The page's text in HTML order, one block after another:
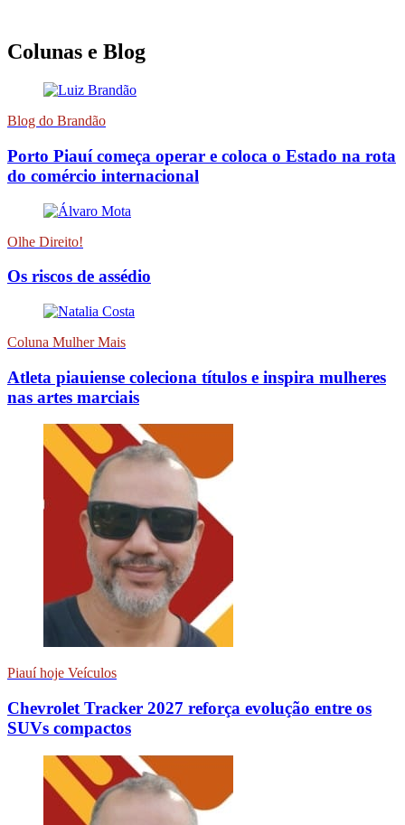
Colunas e Blog
Blog do Brandão
Porto Piauí começa operar e coloca o Estado na rota
do comércio internacional
Olhe Direito!
Os riscos de assédio
Coluna Mulher Mais
Atleta piauiense coleciona títulos e inspira mulheres
nas artes marciais
Piauí hoje Veículos
Chevrolet Tracker 2027 reforça evolução entre os
SUVs compactos